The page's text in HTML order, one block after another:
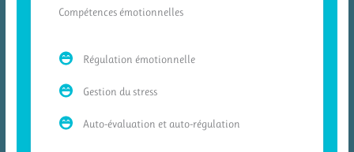
Compétences émotionnelles
Régulation émotionnelle
Gestion du stress
Auto-évaluation et auto-régulation